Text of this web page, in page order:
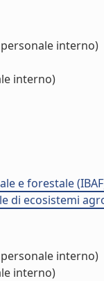
interno)
interno)
e forestale
di ecosistemi
interno)
interno)